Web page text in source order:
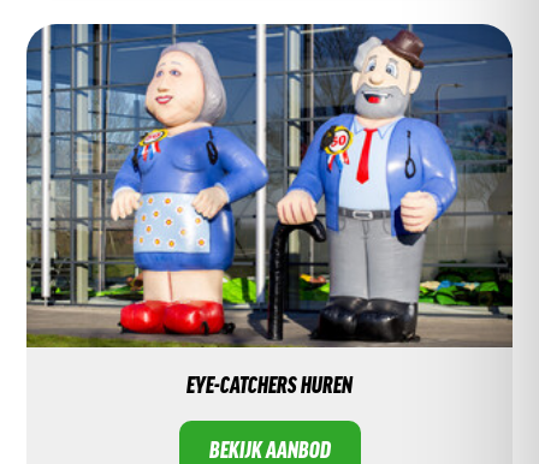
EYE-CATCHERS HUREN
BEKIJK AANBOD